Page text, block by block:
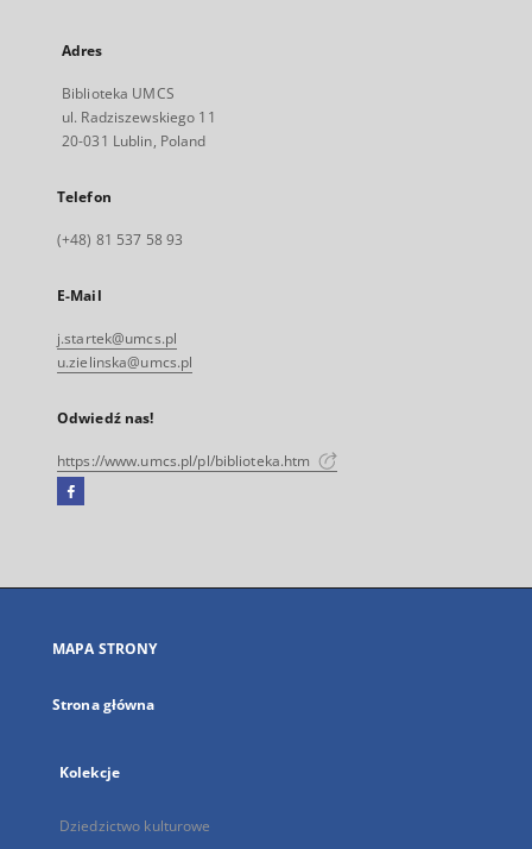
Adres
Biblioteka UMCS
ul. Radziszewskiego 11
20-031 Lublin, Poland
Telefon
(+48) 81 537 58 93
E-Mail
j.startek@umcs.pl
u.zielinska@umcs.pl
Odwiedź nas!
https://www.umcs.pl/pl/biblioteka.htm
Facebook
się
karcie
MAPA STRONY
Strona główna
Kolekcje
Dziedzictwo kulturowe